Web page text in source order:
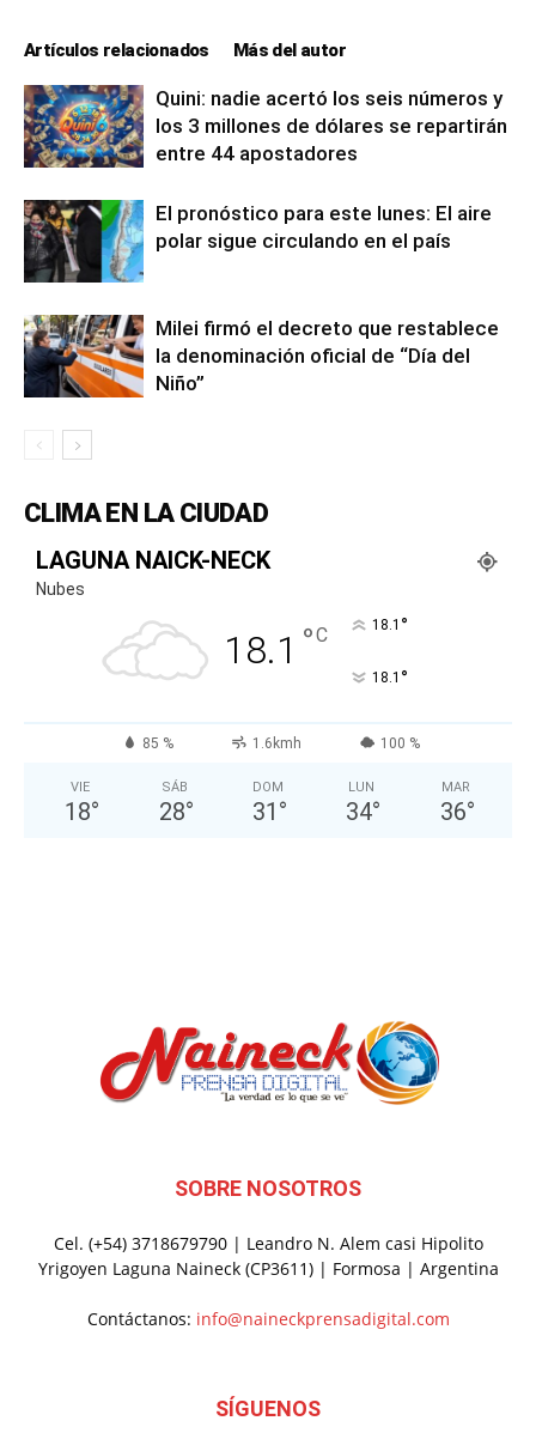
Artículos relacionados Más del autor
Quini: nadie acertó los seis números y
los 3 millones de dólares se repartirán
entre 44 apostadores
El pronóstico para este lunes: El aire
polar sigue circulando en el país
Milei firmó el decreto que restablece
la denominación oficial de “Día del
Niño”
CLIMA EN LA CIUDAD
LAGUNA NAICK-NECK
Nubes
18.1 °C 18.1 °
18.1 °
85 % 1.6kmh 100 %
VIE
18°
SÁB
28°
DOM
31 °
LUN
34°
MAR
36°
SOBRE NOSOTROS
Cel. (+54) 3718679790 | Leandro N. Alem casi Hipolito
Yrigoyen Laguna Naineck (CP3611) | Formosa | Argentina
Contáctanos: info@naineckprensadigital.com
SÍGUENOS